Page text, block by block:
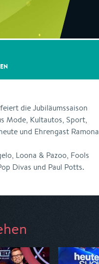
die Jubiläumssaison
Mode, Kultautos, Sport,
und Ehrengast Ramona
Loona & Pazoo, Fools
Divas und Paul Potts.